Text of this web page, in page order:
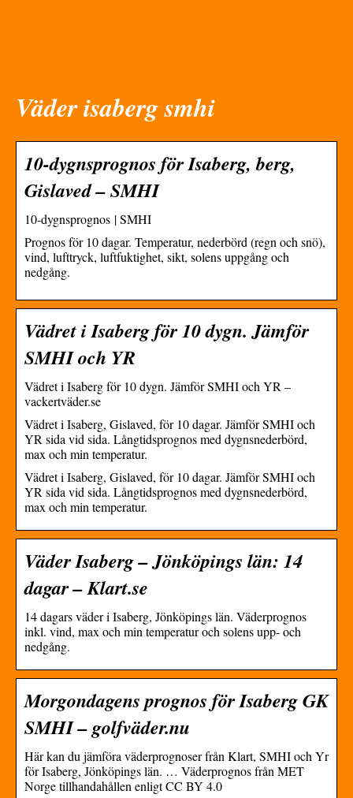
Väder isaberg smhi
10-dygnsprognos för Isaberg, berg,
Gislaved – SMHI
10-dygnsprognos | SMHI
Prognos för 10 dagar. Temperatur, nederbörd (regn och snö),
vind, lufttryck, luftfuktighet, sikt, solens uppgång och
nedgång.
Vädret i Isaberg för 10 dygn. Jämför
SMHI och YR
Vädret i Isaberg för 10 dygn. Jämför SMHI och YR –
vackertväder.se
Vädret i Isaberg, Gislaved, för 10 dagar. Jämför SMHI och
YR sida vid sida. Långtidsprognos med dygnsnederbörd,
max och min temperatur.
Vädret i Isaberg, Gislaved, för 10 dagar. Jämför SMHI och
YR sida vid sida. Långtidsprognos med dygnsnederbörd,
max och min temperatur.
Väder Isaberg – Jönköpings län: 14
dagar – Klart.se
14 dagars väder i Isaberg, Jönköpings län. Väderprognos
inkl. vind, max och min temperatur och solens upp- och
nedgång.
Morgondagens prognos för Isaberg GK
SMHI – golfväder.nu
Här kan du jämföra väderprognoser från Klart, SMHI och Yr
för Isaberg, Jönköpings län. … Väderprognos från MET
Norge tillhandahållen enligt CC BY 4.0